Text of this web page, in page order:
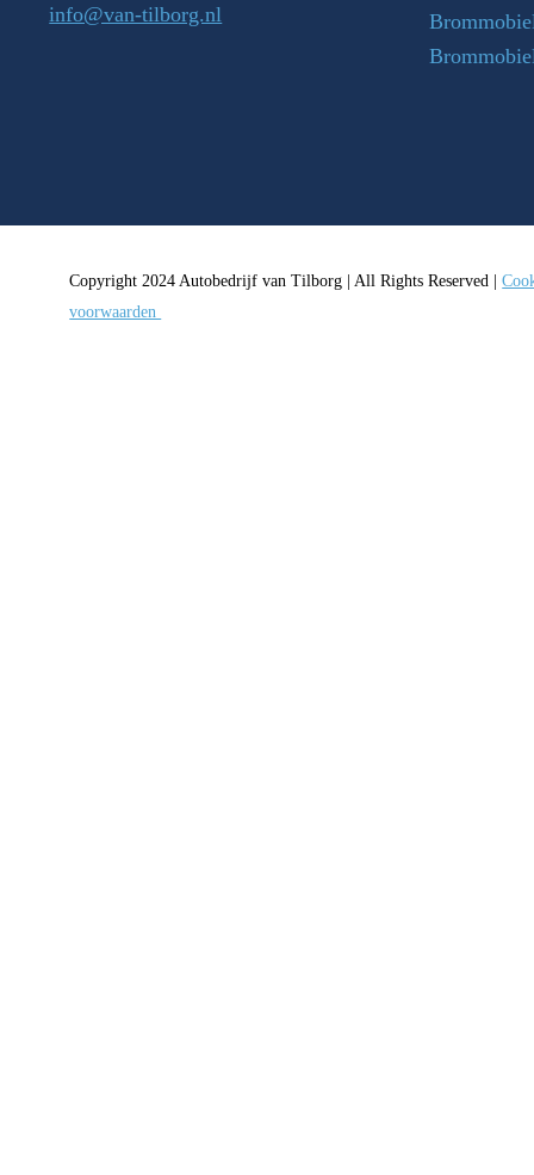
info@van-tilborg.nl
Copyright 2024 Autobedrijf van Tilborg | All Rights Reserved |
voorwaarden